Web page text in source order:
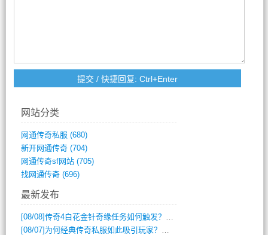
网站分类
网通传奇私服 (680)
新开网通传奇(704)
网通传奇sf网站(705)
找网通传奇(696)
最新发布
[08/08]传奇4白花金针奇缘任务如何触发？完整攻略解析
[08/07] 为何经典传奇私服如此吸引玩家？深度攻略解析